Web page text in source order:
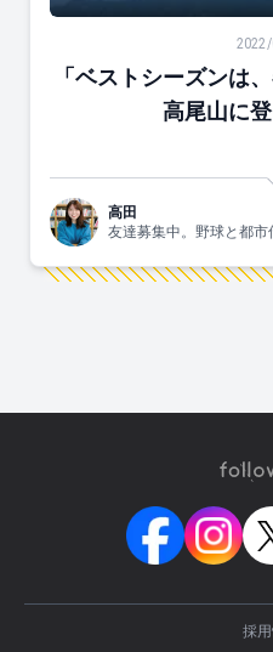
「ベストシーズンは、
「ベストシーズンは
高尾山に登
高田
友達募集中。野球と都市
採